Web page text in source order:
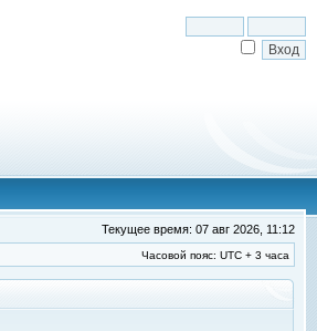
Текущее время: 07 авг 2026, 11:12
Часовой пояс: UTC + 3 часа